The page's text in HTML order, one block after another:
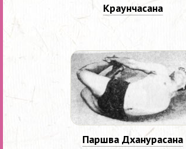
Краунчасана
Паршва Дханурасана